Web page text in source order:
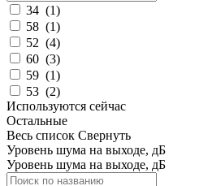
34 (1)
58 (1)
52 (4)
60 (3)
59 (1)
53 (2)
Используются сейчас
Остальные
Весь список Свернуть
Уровень шума на выходе, дБ
Уровень шума на выходе, дБ